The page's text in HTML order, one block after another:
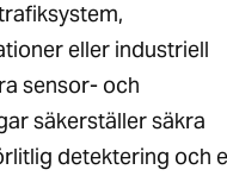
eller industriell
sensor- och
säkerställer säkra
detektering och